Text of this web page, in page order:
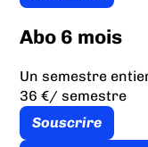
Abo 6 mois
Un semestre
36 €/ semestre
Souscrire